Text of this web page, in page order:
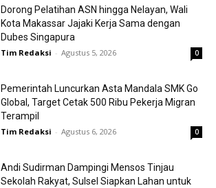
Dorong Pelatihan ASN hingga Nelayan, Wali
Kota Makassar Jajaki Kerja Sama dengan
Dubes Singapura
Tim Redaksi - Agustus 5, 2026 0
Pemerintah Luncurkan Asta Mandala SMK Go
Global, Target Cetak 500 Ribu Pekerja Migran
Terampil
Tim Redaksi - Agustus 6, 2026 0
Andi Sudirman Dampingi Mensos Tinjau
Sekolah Rakyat, Sulsel Siapkan Lahan untuk